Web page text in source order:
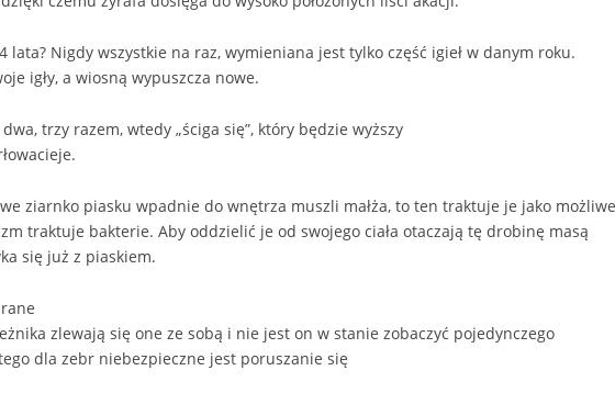
lata? Nigdy wszystkie na raz, wymieniana jest tylko część igieł w danym roku.
igły, a wiosną wypuszcza nowe.
trzy razem, wtedy „ściga się”, który będzie wyższy
ziarnko piasku wpadnie do wnętrza muszli małża, to ten traktuje je jako możliwe
traktuje bakterie. Aby oddzielić je od swojego ciała otaczają tę drobinę masą
się już z piaskiem.
zlewają się one ze sobą i nie jest on w stanie zobaczyć pojedynczego
dla zebr niebezpieczne jest poruszanie się